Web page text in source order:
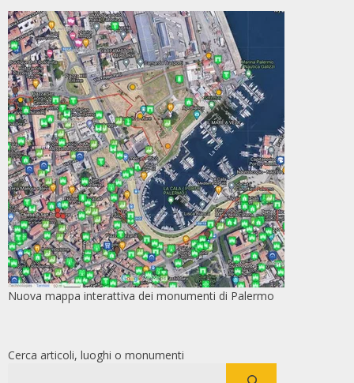
Nuova mappa interattiva dei monumenti di Palermo
Cerca articoli, luoghi o monumenti